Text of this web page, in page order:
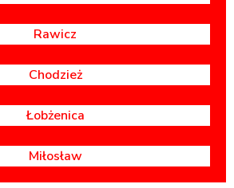
Rawicz
Chodzież
Łobżenica
Miłosław